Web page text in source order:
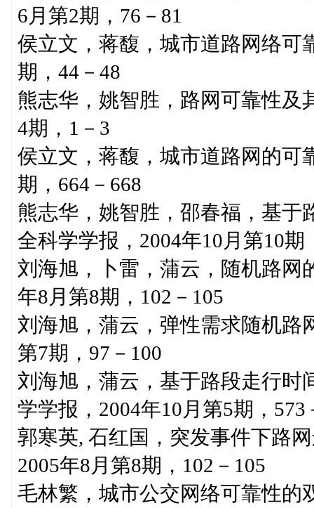
6月第2期，76－81
侯立文，蒋馥，城市道路网络可
期，44－48
熊志华，姚智胜，路网可靠性及
4期，1－3
侯立文，蒋馥，城市道路网的可
期，664－668
熊志华，姚智胜，邵春福，基于
全科学学报，2004年10月第10期
刘海旭，卜雷，蒲云，随机路网
年8月第8期，102－105
刘海旭，蒲云，弹性需求随机路
第7期，97－100
刘海旭，蒲云，基于路段走行时
学学报，2004年10月第5期，573
郭寒英, 石红国，突发事件下路
2005年8月第8期，102－105
毛林繁，城市公交网络可靠性的